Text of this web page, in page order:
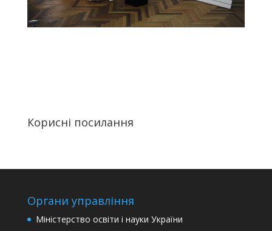
Корисні посилання
Органи управління
Міністерство освіти і науки України